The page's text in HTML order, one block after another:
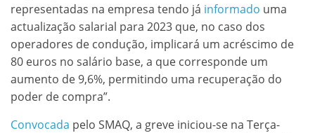
representadas na empresa tendo já informado uma
actualização salarial para 2023 que, no caso dos
operadores de condução, implicará um acréscimo de
80 euros no salário base, a que corresponde um
aumento de 9,6%, permitindo uma recuperação do
poder de compra”.
Convocada pelo SMAQ, a greve iniciou-se na Terça-